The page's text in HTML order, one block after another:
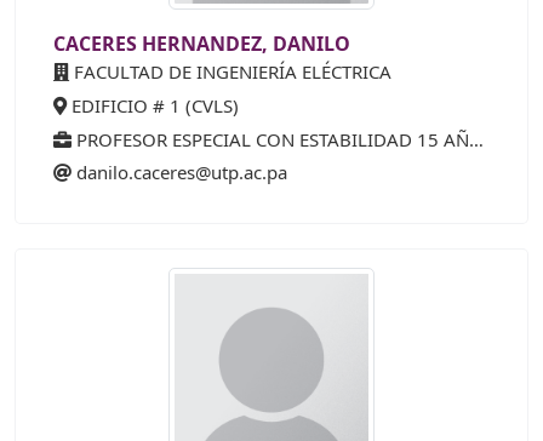
CACERES HERNANDEZ, DANILO
FACULTAD DE INGENIERÍA ELÉCTRICA
EDIFICIO # 1 (CVLS)
PROFESOR ESPECIAL CON ESTABILIDAD 15 AÑOS (25%)
danilo.caceres@utp.ac.pa